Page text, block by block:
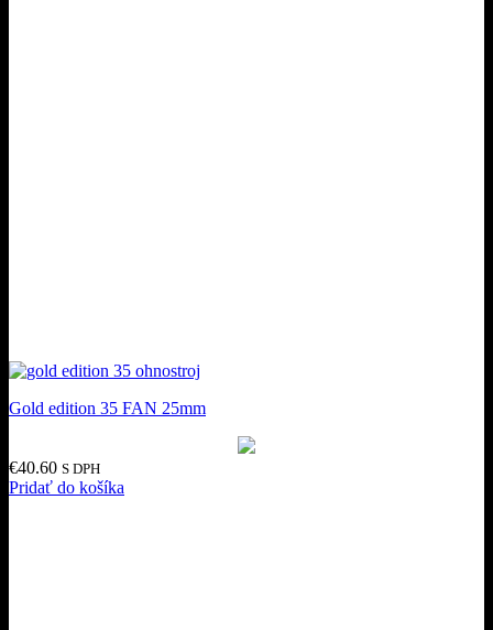
Gold edition 35 FAN 25mm
€40.60 S DPH
Pridať do košíka